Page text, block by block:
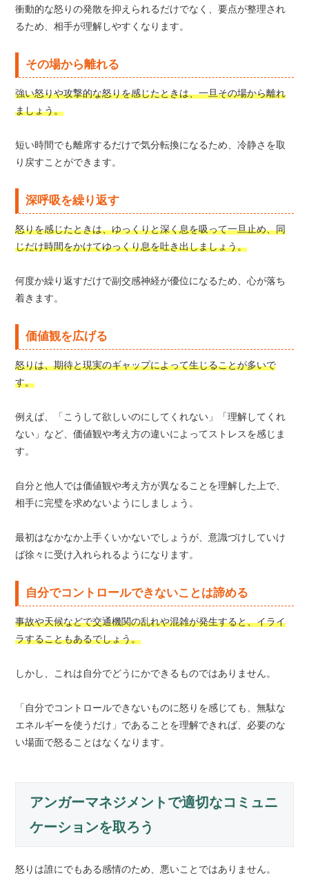
衝動的な怒りの発散を抑えられるだけでなく、要点が整理され
るため、相手が理解しやすくなります。
その場から離れる
強い怒りや攻撃的な怒りを感じたときは、一旦その場から離れ
ましょう。
短い時間でも離席するだけで気分転換になるため、冷静さを取
り戻すことができます。
深呼吸を繰り返す
怒りを感じたときは、ゆっくりと深く息を吸って一旦止め、同
じだけ時間をかけてゆっくり息を吐き出しましょう。
何度か繰り返すだけで副交感神経が優位になるため、心が落ち
着きます。
価値観を広げる
怒りは、期待と現実のギャップによって生じることが多いで
す。
例えば、「こうして欲しいのにしてくれない」「理解してくれ
ない」など、価値観や考え方の違いによってストレスを感じま
す。
自分と他人では価値観や考え方が異なることを理解した上で、
相手に完璧を求めないようにしましょう。
最初はなかなか上手くいかないでしょうが、意識づけしていけ
ば徐々に受け入れられるようになります。
自分でコントロールできないことは諦める
事故や天候などで交通機関の乱れや混雑が発生すると、イライ
ラすることもあるでしょう。
しかし、これは自分でどうにかできるものではありません。
「自分でコントロールできないものに怒りを感じても、無駄な
エネルギーを使うだけ」であることを理解できれば、必要のな
い場面で怒ることはなくなります。
アンガーマネジメントで適切なコミュニ
ケーションを取ろう
怒りは誰にでもある感情のため、悪いことではありません。